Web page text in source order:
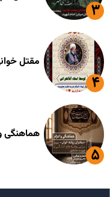
مقتل
هماهنگی